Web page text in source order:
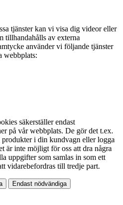
tjänster kan vi visa dig videor eller
tillhandahålls av externa
använder vi följande tjänster
webbplats:
säkerställer endast
på vår webbplats. De gör det t.ex.
i din kundvagn eller logga
är inte möjligt för oss att dra några
uppgifter som samlas in som ett
vidarebefordras till tredje part.
Endast nödvändiga